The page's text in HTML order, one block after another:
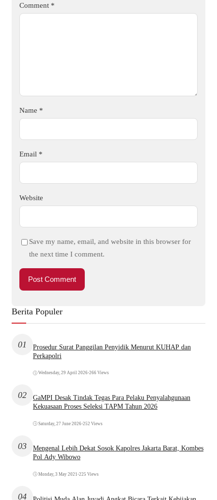
Comment *
Name *
Email *
Website
Save my name, email, and website in this browser for
the next time I comment.
Berita Populer
01
Prosedur Surat Panggilan Penyidik Menurut KUHAP dan
Perkapolri
Wednesday, 29 April 2026•266 Views
02
GaMPI Desak Tindak Tegas Para Pelaku Penyalahgunaan
Kekuasaan Proses Seleksi TAPM Tahun 2026
Saturday, 27 June 2026•252 Views
03
Mengenal Lebih Dekat Sosok Kapolres Jakarta Barat, Kombes
Pol Ady Wibowo
Monday, 3 May 2021 •225 Views
04